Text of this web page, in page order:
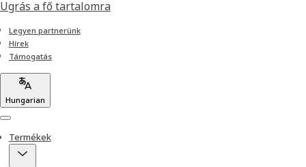
Ugrás a fő tartalomra
Legyen partnerünk
Hírek
Támogatás
Hungarian
Menu
Termékek